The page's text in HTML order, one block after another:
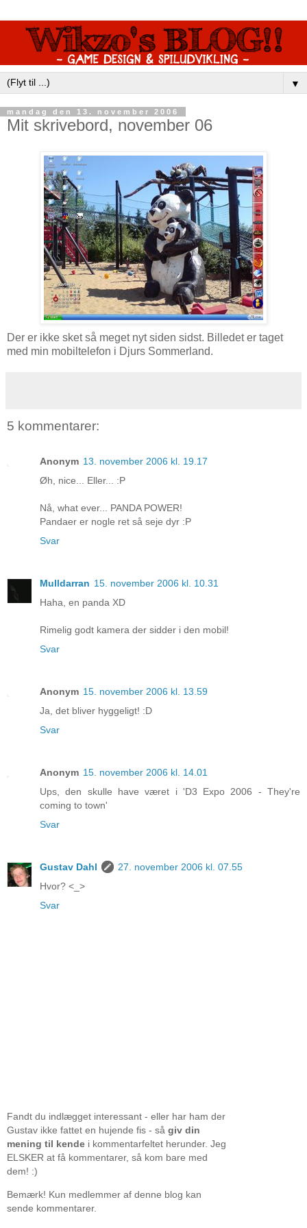
▼
mandag den 13. november 2006
Mit skrivebord, november 06
Der er ikke sket så meget nyt siden sidst. Billedet er taget
med min mobiltelefon i Djurs Sommerland.
5 kommentarer:
Anonym 13. november 2006 kl. 19.17
Øh, nice... Eller... :P
Nå, what ever... PANDA POWER!
Pandaer er nogle ret så seje dyr :P
Svar
Mulldarran 15. november 2006 kl. 10.31
Haha, en panda XD
Rimelig godt kamera der sidder i den mobil!
Svar
Anonym 15. november 2006 kl. 13.59
Ja, det bliver hyggeligt! :D
Svar
Anonym 15. november 2006 kl. 14.01
Ups, den skulle have været i 'D3 Expo 2006 - They're
coming to town'
Svar
Gustav Dahl
27. november 2006 kl. 07.55
Hvor? <_>
Svar
Fandt du indlægget interessant - eller har ham der
Gustav ikke fattet en hujende fis - så giv din
mening til kende i kommentarfeltet herunder. Jeg
ELSKER at få kommentarer, så kom bare med
dem! :)
Bemærk! Kun medlemmer af denne blog kan
sende kommentarer.